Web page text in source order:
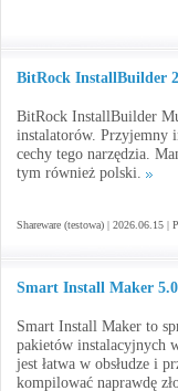
BitRock InstallBuilder
BitRock InstallBuilder
instalatorów. Przyjemny
cechy tego narzędzia.
tym również polski.
Shareware (testowa) | 2026.06.15 |
Smart Install Maker
Smart Install Maker to
pakietów instalacyjnych
jest łatwa w obsłudze i
kompilować naprawdę